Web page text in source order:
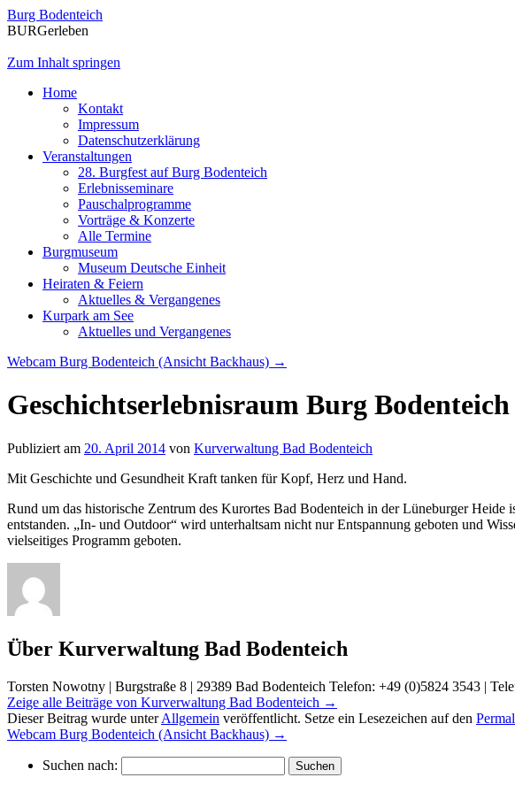
Burg Bodenteich
BURGerleben
Zum Inhalt springen
Home
Kontakt
Impressum
Datenschutzerklärung
Veranstaltungen
28. Burgfest auf Burg Bodenteich
Erlebnisseminare
Pauschalprogramme
Vorträge & Konzerte
Alle Termine
Burgmuseum
Museum Deutsche Einheit
Heiraten & Feiern
Aktuelles & Vergangenes
Kurpark am See
Aktuelles und Vergangenes
Webcam Burg Bodenteich (Ansicht Backhaus) →
Geschichtserlebnisraum Burg Bodenteich
Publiziert am 20. April 2014 von Kurverwaltung Bad Bodenteich
Mit Geschichte und Gesundheit Kraft tanken für Kopf, Herz und Hand.
Rund um das historische Zentrum des Kurortes Bad Bodenteich in der Lüneburger
entstanden. „In- und Outdoor“ wird unterhaltsam nicht nur Entspannung geboten und
vielseitiges Programm geboten.
Über Kurverwaltung Bad Bodenteich
Torsten Nowotny | Burgstraße 8 | 29389 Bad Bodenteich Telefon: +49 (0)5824 3543 |
Zeige alle Beiträge von Kurverwaltung Bad Bodenteich →
Dieser Beitrag wurde unterAllgemein veröffentlicht. Setze ein Lesezeichen auf den
Webcam Burg Bodenteich (Ansicht Backhaus) →
Suchen nach: